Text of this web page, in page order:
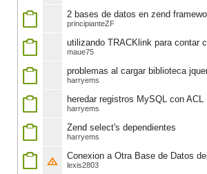
2 bases de datos en zend
principianteZF
utilizando TRACKlink para contar
maue75
problemas al cargar biblioteca
harryems
heredar registros MySQL con ACL
harryems
Zend select's dependientes
harryems
Conexion a Otra Base de Datos
lexis2803